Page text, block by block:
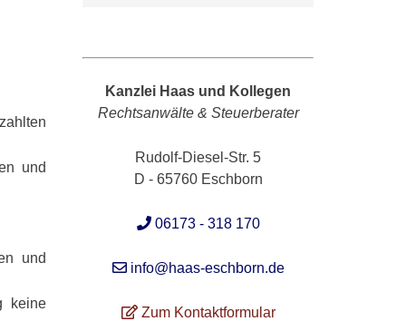
und
und
keine
Kanzlei Haas und Kollegen
Rechtsanwälte & Steuerberater
Rudolf-Diesel-Str. 5
D - 65760 Eschborn
06173 - 318 170
info@haas-eschborn.de
Zum Kontaktformular